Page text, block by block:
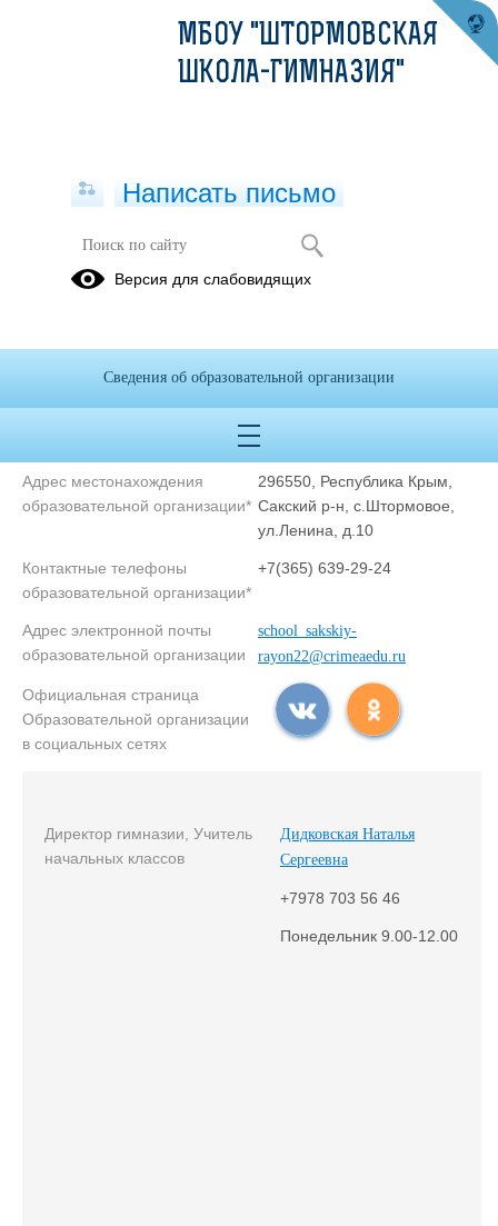
Контакты
образовательной организации* гимназия"
Адрес местонахождения
образовательной организации*
296550, Республика Крым,
Сакский р-н, с.Штормовое,
ул.Ленина, д.10
Контактные телефоны
образовательной организации*
+7(365) 639-29-24
Адрес электронной почты
образовательной организации
school_sakskiy-
rayon22@crimeaedu.ru
Официальная страница
Образовательной организации
в социальных сетях
Директор гимназии, Учитель
начальных классов
Дидковская Наталья
Сергеевна
+7978 703 56 46
Понедельник 9.00-12.00
МБОУ "ШТОРМОВСКАЯ
ШКОЛА-ГИМНАЗИЯ"
Написать письмо
Версия для слабовидящих
Сведения об образовательной организации